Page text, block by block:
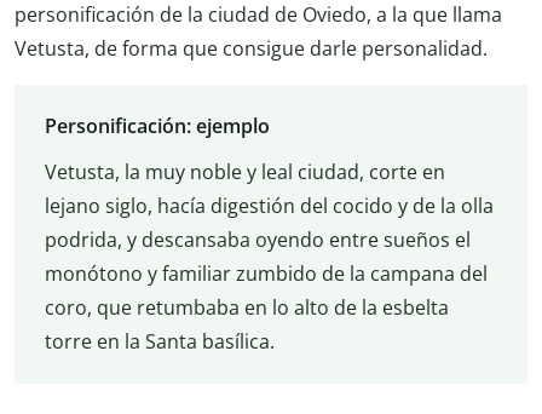
personificación de la ciudad de Oviedo, a la que llama
Vetusta, de forma que consigue darle personalidad.
Personificación: ejemplo
Vetusta, la muy noble y leal ciudad, corte en
lejano siglo, hacía digestión del cocido y de la olla
podrida, y descansaba oyendo entre sueños el
monótono y familiar zumbido de la campana del
coro, que retumbaba en lo alto de la esbelta
torre en la Santa basílica.